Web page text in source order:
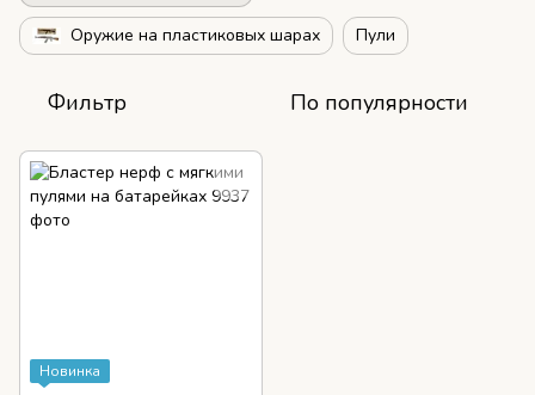
Оружие на пластиковых шарах Пули
Фильтр По популярности
Новинка